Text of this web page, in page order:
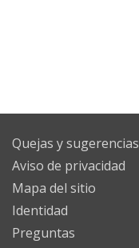
Quejas y sugerencias
Aviso de privacidad
Mapa del sitio
Identidad
Preguntas